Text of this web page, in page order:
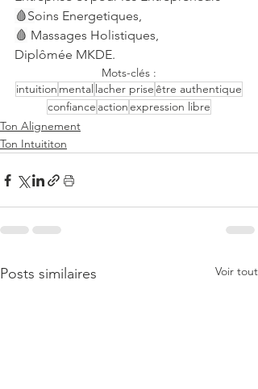
🩸Soins Energetiques,
🩸 Massages Holistiques,
Diplômée MKDE.
Mots-clés :
intuition mental lacher priseêtre authentique
confiance actionexpression libre
Ton Alignement
Ton Intuititon
Posts similaires Voir tout